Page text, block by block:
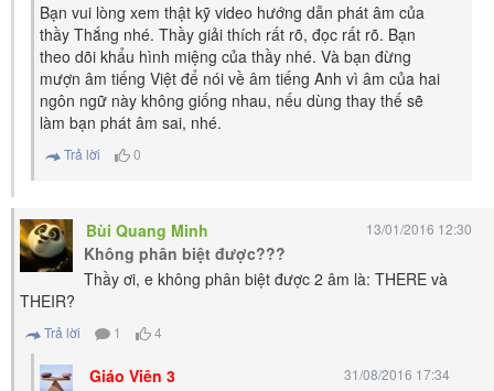
Bạn vui lòng xem thật kỹ video hướng dẫn phát âm của
thầy Thắng nhé. Thầy giải thích rất rõ, đọc rất rõ. Bạn
theo dõi khẩu hình miệng của thầy nhé. Và bạn đừng
mượn âm tiếng Việt để nói về âm tiếng Anh vì âm của hai
ngôn ngữ này không giống nhau, nếu dùng thay thế sẽ
làm bạn phát âm sai, nhé.
Trả lời 0
Bùi Quang Minh 13/01/2016 12:30
Không phân biệt được???
Thầy ơi, e không phân biệt được 2 âm là: THERE và
THEIR?
Trả lời 1 4
Giáo Viên 3 31/08/2016 17:34